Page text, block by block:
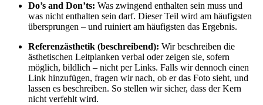
Do’s and Don’ts: Was zwingend enthalten sein muss und
was nicht enthalten sein darf. Dieser Teil wird am häufigsten
übersprungen – und ruiniert am häufigsten das Ergebnis.
Referenzästhetik (beschreibend): Wir beschreiben die
ästhetischen Leitplanken verbal oder zeigen sie, sofern
möglich, bildlich – nicht per Links. Falls wir dennoch einen
Link hinzufügen, fragen wir nach, ob er das Foto sieht, und
lassen es beschreiben. So stellen wir sicher, dass der Kern
nicht verfehlt wird.